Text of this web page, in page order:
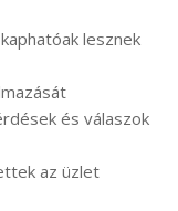
lesznek
és válaszok
az üzlet